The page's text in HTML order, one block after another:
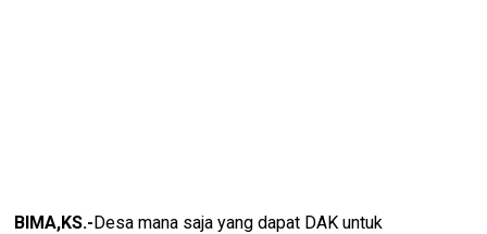
BIMA,KS.-Desa mana saja yang dapat DAK untuk